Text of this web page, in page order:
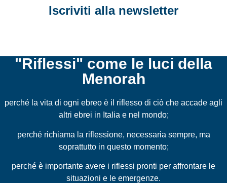
Iscriviti alla newsletter
"Riflessi" come le luci della
Menorah
perché la vita di ogni ebreo è il riflesso di ciò che accade agli
altri ebrei in Italia e nel mondo;
perché richiama la riflessione, necessaria sempre, ma
soprattutto in questo momento;
perché è importante avere i riflessi pronti per affrontare le
situazioni e le emergenze.